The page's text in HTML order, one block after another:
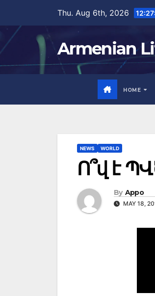
content
Thu. Aug 6th, 2026
Armenian
HOME
NEWS WORLD
Ո՞վ է
By Appo
MAY 18,